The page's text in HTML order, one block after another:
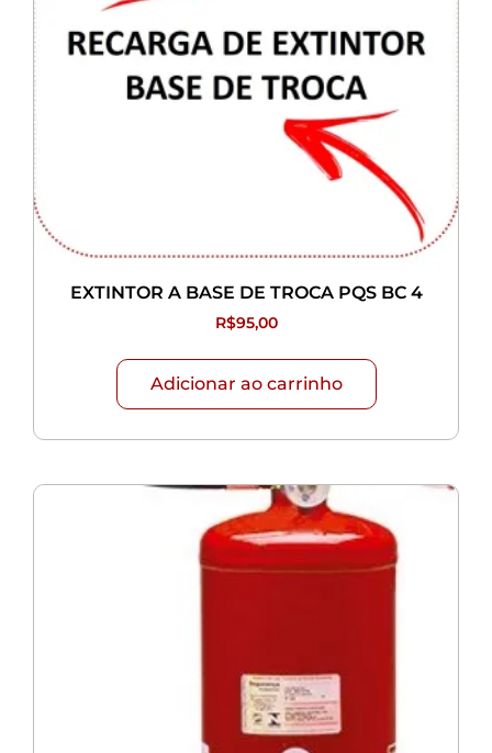
EXTINTOR A BASE DE TROCA PQS BC 4
R$95,00
Adicionar ao carrinho